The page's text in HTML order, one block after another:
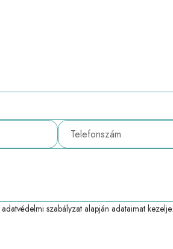
adatvédelmi szabályzat alapján adataimat kezelje.